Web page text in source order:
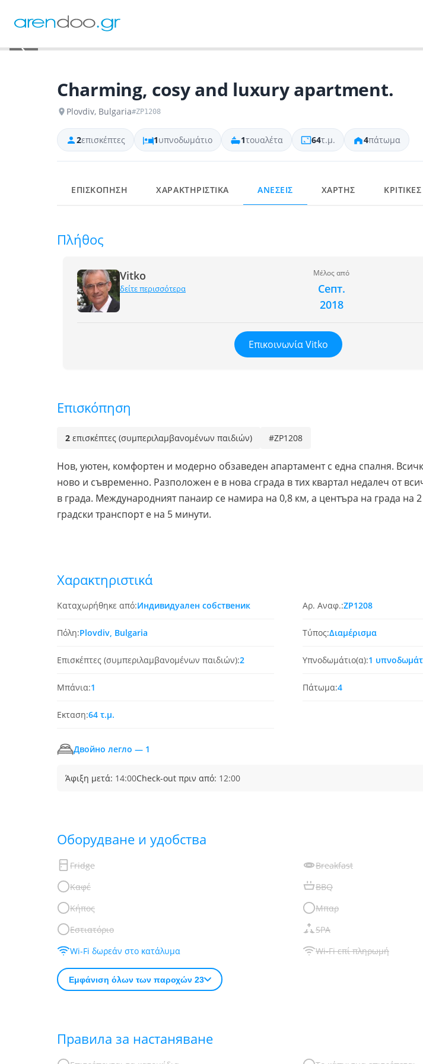
‹
Charming, cosy and luxury apartment.
Plovdiv, Bulgaria#ZP1208
2επισκέπτες 1υπνοδωμάτιο 1τουαλέτα 64τ.μ. 4πάτωμα
ΕΠΙΣΚΟΠΗΣΗ ΧΑΡΑΚΤΗΡΙΣΤΙΚΑ ΑΝΕΣΕΙΣ ΧΑΡΤΗΣ ΚΡΙΤΙΚΕΣ
Πλήθος
Vitko
δείτε περισσότερα
Μέλος από
Септ.
2018
Επικοινωνία Vitko
Επισκόπηση
2 επισκέπτες (συμπεριλαμβανομένων παιδιών) #ZP1208
Нов, уютен, комфортен и модерно обзаведен апартамент с една спалня.
ново и съвременно. Разположен е в нова сграда в тих квартал недалеч от
в града. Международният панаир се намира на 0,8 км, а центъра на града на
градски транспорт е на 5 минути.
Χαρακτηριστικά
Καταχωρήθηκε από:Индивидуален собственик Αρ. Αναφ.:ZP1208
Πόλη:Plovdiv, Bulgaria Τύπος:Διαμέρισμα
Επισκέπτες (συμπεριλαμβανομένων παιδιών):2 Υπνοδωμάτιο(α):1
Μπάνια:1 Πάτωμα:4
Εκταση:64 τ.μ.
Двойно легло — 1
Άφιξη μετά: 14:00Check-out πριν από: 12:00
Обoрудване и удобства
Fridge
Breakfast
Καφέ
BBQ
Κήπος
Μπαρ
Εστιατόριο
SPA
Wi-Fi δωρεάν στο κατάλυμα
Wi-Fi επί πληρωμή
Εμφάνιση όλων των παροχών 23
Правила за настаняване